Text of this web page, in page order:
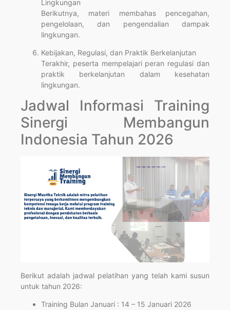
Lingkungan
Berikutnya, materi membahas pencegahan,
pengelolaan, dan pengendalian dampak
lingkungan.
Kebijakan, Regulasi, dan Praktik Berkelanjutan
Terakhir, peserta mempelajari peran regulasi dan
praktik berkelanjutan dalam kesehatan
lingkungan.
Jadwal Informasi Training
Sinergi Membangun
Indonesia Tahun 2026
Berikut adalah jadwal pelatihan yang telah kami susun
untuk tahun 2026:
Training Bulan Januari : 14 – 15 Januari 2026